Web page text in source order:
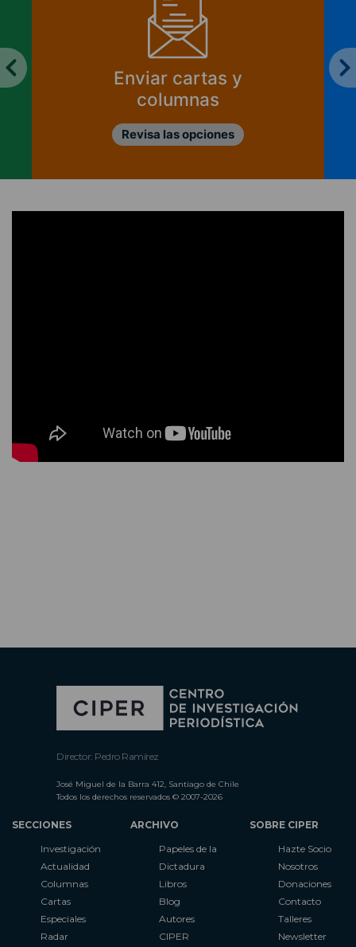
Enviar cartas y
columnas
Revisa las opciones
Director: Pedro Ramírez
José Miguel de la Barra 412, Santiago de Chile
Todos los derechos reservados © 2007-2026
SECCIONES
Investigación
Actualidad
Columnas
Cartas
Especiales
Radar
ARCHIVO
Papeles de la
Dictadura
Libros
Blog
Autores
CIPER
SOBRE CIPER
Hazte Socio
Nosotros
Donaciones
Contacto
Talleres
Newsletter